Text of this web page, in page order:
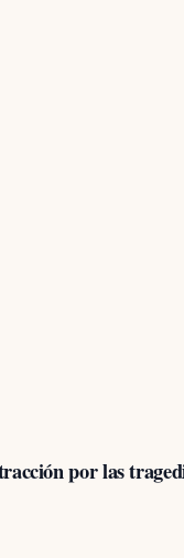
por las